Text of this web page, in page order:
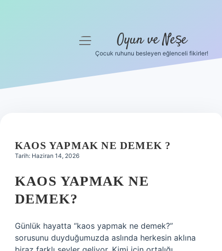
Hakkımızda
menüyü
Oyun ve Neşe
Çocuk ruhunu besleyen eğlenceli fikirler!
KAOS YAPMAK NE DEMEK ?
Tarih: Haziran 14, 2026
KAOS YAPMAK NE
DEMEK?
Günlük hayatta “kaos yapmak ne demek?”
sorusunu duyduğumuzda aslında herkesin aklına